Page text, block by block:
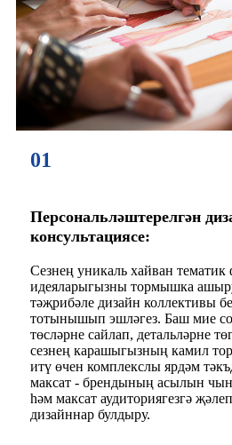
01
Персональләштерелгән
консультациясе:
Сезнең уникаль хайван тематик
идеяларыгызны тормышка
тәҗрибәле дизайн коллективы
тотынышып эшләгез. Баш мие
төсләрне сайлап, детальләрне
сезнең карашыгызның камил
итү өчен комплекслы ярдәм
максат - брендының асылын
һәм максат аудиториягезгә
дизайннар булдыру.